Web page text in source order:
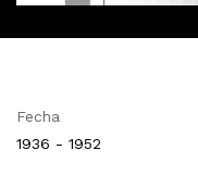
Fecha
1936 - 1952